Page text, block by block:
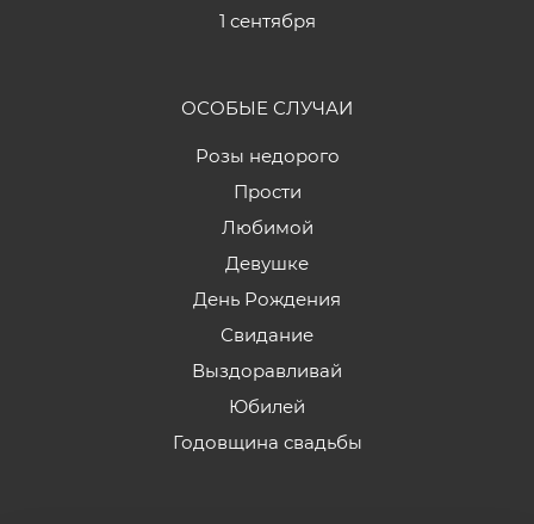
1 сентября
ОСОБЫЕ СЛУЧАИ
Розы недорого
Прости
Любимой
Девушке
День Рождения
Свидание
Выздоравливай
Юбилей
Годовщина свадьбы